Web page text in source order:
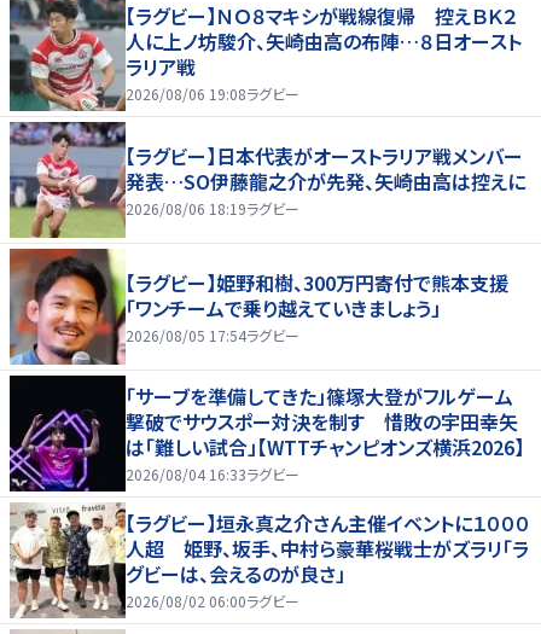
【ラグビー】ＮＯ８マキシが戦線復帰 控えＢＫ２
人に上ノ坊駿介、矢崎由高の布陣…８日オースト
ラリア戦
2026/08/06 19:08ラグビー
【ラグビー】日本代表がオーストラリア戦メンバー
発表…SO伊藤龍之介が先発、矢崎由高は控えに
2026/08/06 18:19ラグビー
【ラグビー】姫野和樹、300万円寄付で熊本支援
「ワンチームで乗り越えていきましょう」
2026/08/05 17:54ラグビー
「サーブを準備してきた」篠塚大登がフルゲーム
撃破でサウスポー対決を制す 惜敗の宇田幸矢
は「難しい試合」【WTTチャンピオンズ横浜2026】
2026/08/04 16:33ラグビー
【ラグビー】垣永真之介さん主催イベントに１０００
人超 姫野、坂手、中村ら豪華桜戦士がズラリ「ラ
グビーは、会えるのが良さ」
2026/08/02 06:00ラグビー